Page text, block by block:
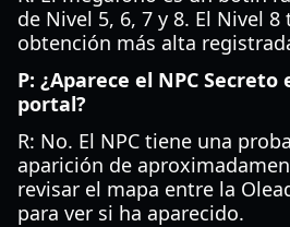
de Nivel 5, 6, 7 y 8. El Nivel
obtención más alta
P: ¿Aparece el NPC
portal?
R: No. El NPC tiene una
aparición de
revisar el mapa entre la
para ver si ha aparecido.